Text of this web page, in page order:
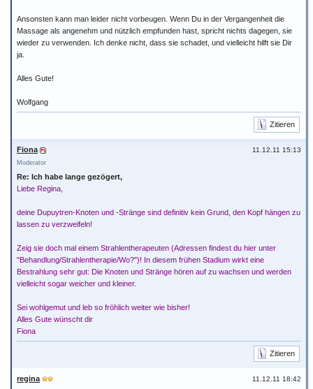
Ansonsten kann man leider nicht vorbeugen. Wenn Du in der Vergangenheit die
Massage als angenehm und nützlich empfunden hast, spricht nichts dagegen, sie
wieder zu verwenden. Ich denke nicht, dass sie schadet, und vielleicht hilft sie Dir
ja.
Alles Gute!
Wolfgang
Zitieren
11.12.11 15:13
Fiona
Moderator
Re: Ich habe lange gezögert,
Liebe Regina,
deine Dupuytren-Knoten und -Stränge sind definitiv kein Grund, den Kopf hängen zu
lassen zu verzweifeln!
Zeig sie doch mal einem Strahlentherapeuten (Adressen findest du hier unter
"Behandlung/Strahlentherapie/Wo?")! In diesem frühen Stadium wirkt eine
Bestrahlung sehr gut: Die Knoten und Stränge hören auf zu wachsen und werden
vielleicht sogar weicher und kleiner.
Sei wohlgemut und leb so fröhlich weiter wie bisher!
Alles Gute wünscht dir
Fiona
Zitieren
11.12.11 18:42
regina